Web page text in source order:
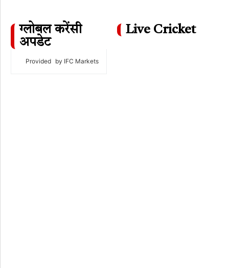
ग्लोबल करेंसी
अपडेट
Provided by IFC Markets
Live Cricket